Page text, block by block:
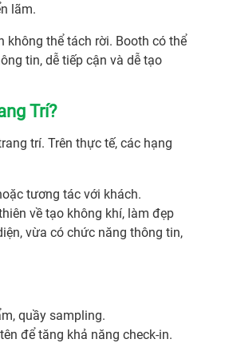
lãm.
không thể tách rời. Booth có thể
tin, dễ tiếp cận và dễ tạo
Trí?
trí. Trên thực tế, các hạng
tương tác với khách.
về tạo không khí, làm đẹp
vừa có chức năng thông tin,
quầy sampling.
để tăng khả năng check-in.